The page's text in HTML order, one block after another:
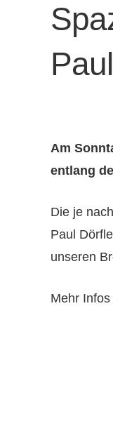
Am
entlang
Die je
Paul
unseren
Mehr